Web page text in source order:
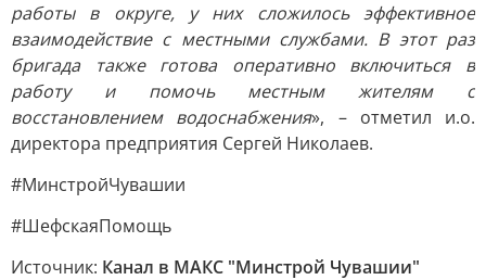
работы в округе, у них сложилось эффективное
взаимодействие с местными службами. В этот раз
бригада также готова оперативно включиться в
работу и помочь местным жителям с
восстановлением водоснабжения», – отметил и.о.
директора предприятия Сергей Николаев.
#МинстройЧувашии
#ШефскаяПомощь
Источник: Канал в МАКС "Минстрой Чувашии"